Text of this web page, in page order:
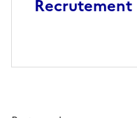
Recrutement